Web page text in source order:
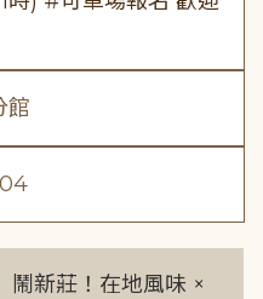
館
鬧新莊！在地風味 ×